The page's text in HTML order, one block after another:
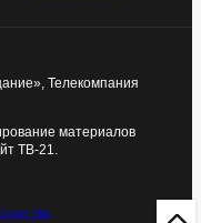
Телекомпания
материалов
ТВ-21.
Икс